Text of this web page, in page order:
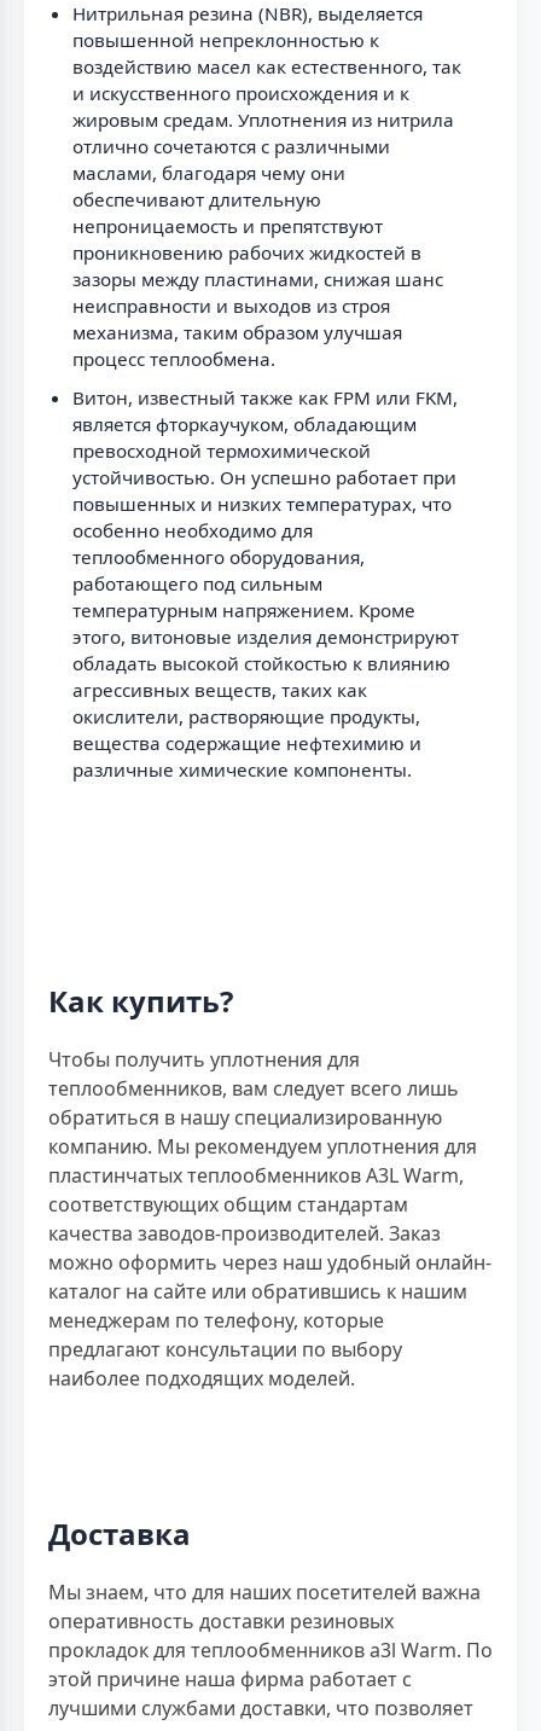
Нитрильная резина (NBR), выделяется
повышенной непреклонностью к
воздействию масел как естественного, так
и искусственного происхождения и к
жировым средам. Уплотнения из нитрила
отлично сочетаются с различными
маслами, благодаря чему они
обеспечивают длительную
непроницаемость и препятствуют
проникновению рабочих жидкостей в
зазоры между пластинами, снижая шанс
неисправности и выходов из строя
механизма, таким образом улучшая
процесс теплообмена.
Витон, известный также как FPM или FKM,
является фторкаучуком, обладающим
превосходной термохимической
устойчивостью. Он успешно работает при
повышенных и низких температурах, что
особенно необходимо для
теплообменного оборудования,
работающего под сильным
температурным напряжением. Кроме
этого, витоновые изделия демонстрируют
обладать высокой стойкостью к влиянию
агрессивных веществ, таких как
окислители, растворяющие продукты,
вещества содержащие нефтехимию и
различные химические компоненты.
Как купить?
Чтобы получить уплотнения для
теплообменников, вам следует всего лишь
обратиться в нашу специализированную
компанию. Мы рекомендуем уплотнения для
пластинчатых теплообменников A3L Warm,
соответствующих общим стандартам
качества заводов-производителей. Заказ
можно оформить через наш удобный онлайн-
каталог на сайте или обратившись к нашим
менеджерам по телефону, которые
предлагают консультации по выбору
наиболее подходящих моделей.
Доставка
Мы знаем, что для наших посетителей важна
оперативность доставки резиновых
прокладок для теплообменников a3l Warm. По
этой причине наша фирма работает с
лучшими службами доставки, что позволяет